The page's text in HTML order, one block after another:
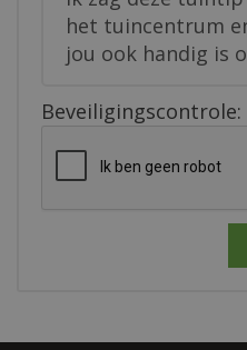
Beveiligingscontrole: